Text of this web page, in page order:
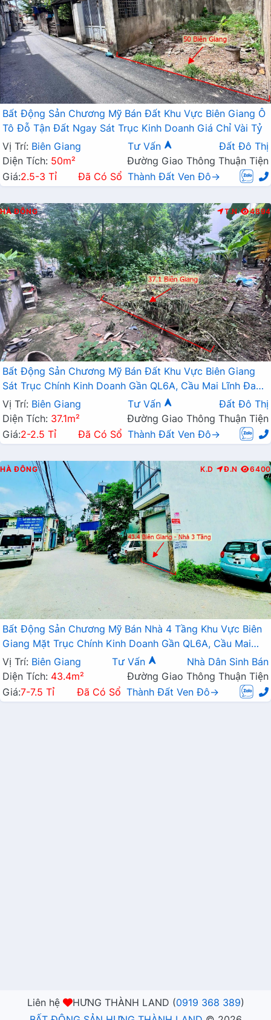
Bất Động Sản Chương Mỹ Bán Đất Khu Vực Biên Giang Ô
Tô Đỗ Tận Đất Ngay Sát Trục Kinh Doanh Giá Chỉ Vài Tỷ
Vị Trí: Biên Giang Tư Vấn
Đất Đô Thị
Diện Tích: 50m²
Đường Giao Thông Thuận Tiện
Giá:2.5-3 Tỉ Đã Có Sổ Thành Đất Ven Đô→
HÀ ĐÔNG T.N 4894
Bất Động Sản Chương Mỹ Bán Đất Khu Vực Biên Giang
Sát Trục Chính Kinh Doanh Gần QL6A, Cầu Mai Lĩnh Đang
Mở Rộng
Vị Trí: Biên Giang Tư Vấn
Đất Đô Thị
Diện Tích: 37.1m²
Đường Giao Thông Thuận Tiện
Giá:2-2.5 Tỉ Đã Có Sổ Thành Đất Ven Đô→
HÀ ĐÔNG K.D Đ.N 6400
Bất Động Sản Chương Mỹ Bán Nhà 4 Tầng Khu Vực Biên
Giang Mặt Trục Chính Kinh Doanh Gần QL6A, Cầu Mai
Lĩnh Đang Mở Rộng
Vị Trí: Biên Giang Tư Vấn
Nhà Dân Sinh Bán
Diện Tích: 43.4m²
Đường Giao Thông Thuận Tiện
Giá:7-7.5 Tỉ Đã Có Sổ Thành Đất Ven Đô→
Liên hệ HƯNG THÀNH LAND (0919 368 389)